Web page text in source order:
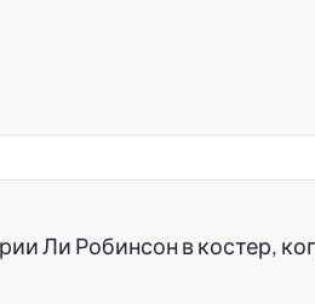
Ли Робинсон в костер,